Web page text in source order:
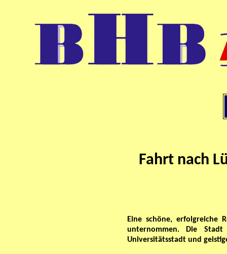
Fahrt nach
Eine schöne, erfolgreiche
unternommen. Die
Universitätsstadt und